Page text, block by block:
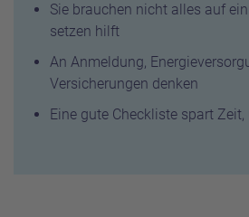
Sie brauchen nicht alles auf
setzen hilft
An Anmeldung,
Versicherungen denken
Eine gute Checkliste spart Zeit,